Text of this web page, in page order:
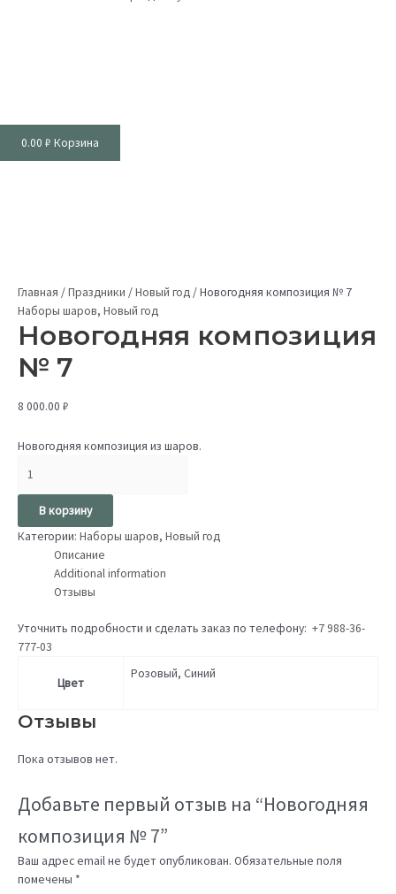
0.00 ₽ Корзина
Главная /Праздники /Новый год /Новогодняя композиция № 7
Наборы шаров, Новый год
Новогодняя композиция
№ 7
8 000.00 ₽
Новогодняя композиция из шаров.
В корзину
Категории: Наборы шаров, Новый год
Описание
Additional information
Отзывы
Уточнить подробности и сделать заказ по телефону: +7 988-36-
777-03
Цвет
Розовый, Синий
Отзывы
Пока отзывов нет.
Добавьте первый отзыв на “Новогодняя
композиция № 7”
Ваш адрес email не будет опубликован. Обязательные поля
помечены *